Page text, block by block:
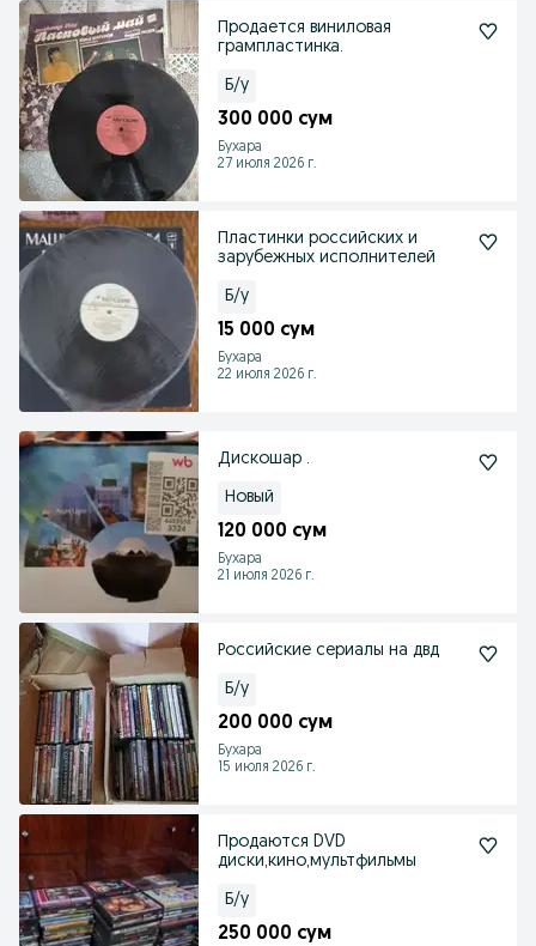
Продается виниловая
грампластинка.
Б/у
300 000 сум
Бухара
27 июля 2026 г.
Пластинки российских и
зарубежных исполнителей
Б/у
15 000 сум
Бухара
22 июля 2026 г.
Дискошар .
Новый
120 000 сум
Бухара
21 июля 2026 г.
Российские сериалы на двд
Б/у
200 000 сум
Бухара
15 июля 2026 г.
Продаются DVD
диски,кино,мультфильмы
Б/у
250 000 сум